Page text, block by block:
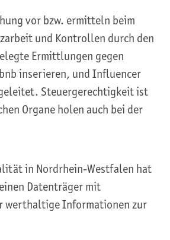
vor bzw. ermitteln beim
und Kontrollen durch den
Ermittlungen gegen
inserieren, und Influencer
Steuergerechtigkeit ist
Organe holen auch bei der
in Nordrhein-Westfalen hat
Datenträger mit
werthaltige Informationen zur